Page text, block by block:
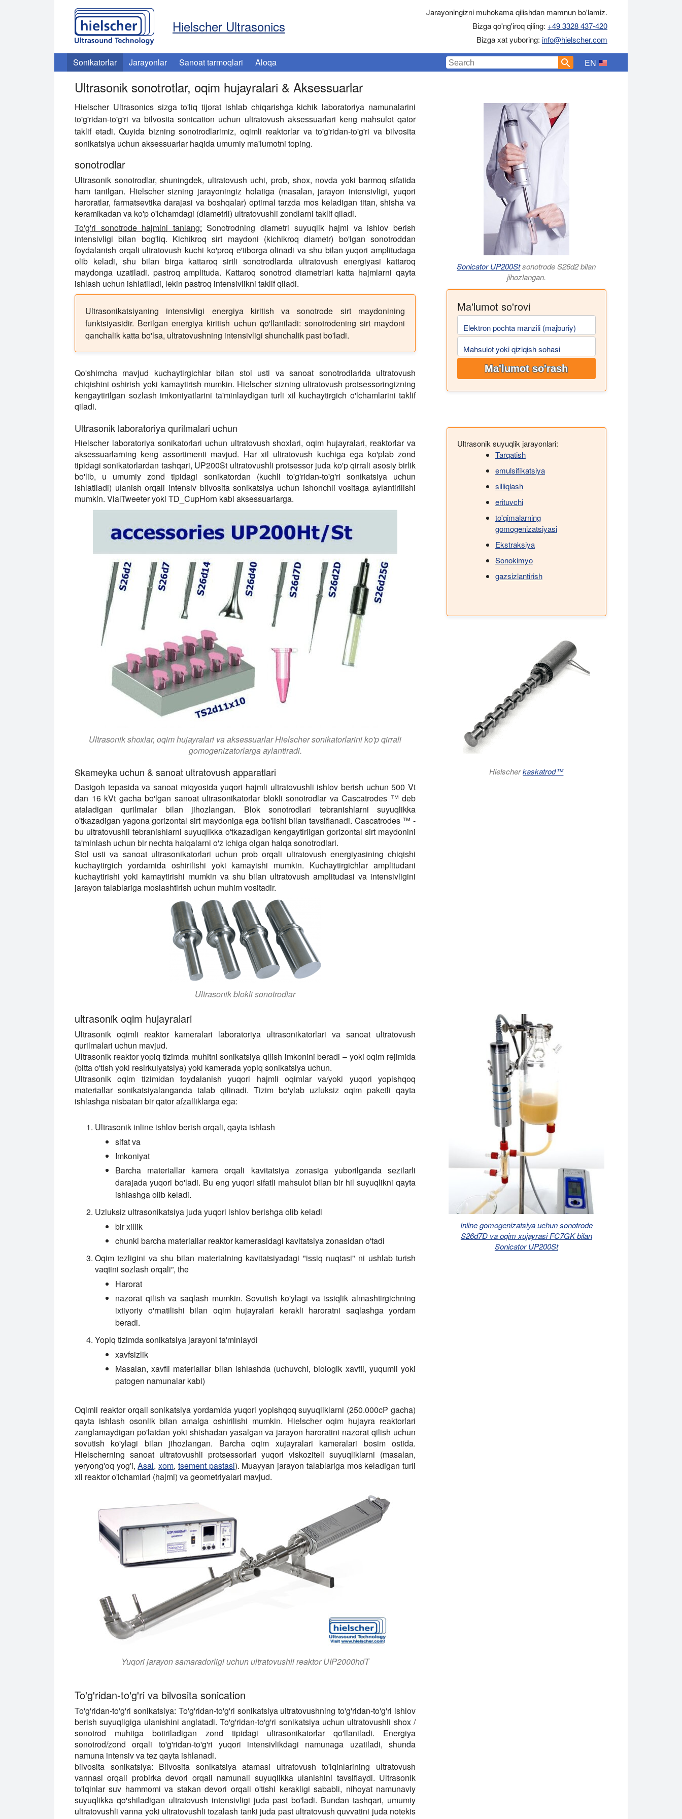
Hielscher Ultrasonics
Jarayoningizni muhokama qilishdan mamnun bo'lamiz.
Bizga qo'ng'iroq qiling: +49 3328 437-420
Bizga xat yuboring: info@hielscher.com
Sonikatorlar Jarayonlar Sanoat tarmoqlari Aloqa EN
Ultrasonik sonotrotlar, oqim hujayralari & Aksessuarlar
Hielscher Ultrasonics sizga to'liq tijorat ishlab chiqarishga kichik laboratoriya namunalarini
to'g'ridan-to'g'ri va bilvosita sonication uchun ultratovush aksessuarlari keng mahsulot qator
taklif etadi. Quyida bizning sonotrodlarimiz, oqimli reaktorlar va to'g'ridan-to'g'ri va bilvosita
sonikatsiya uchun aksessuarlar haqida umumiy ma'lumotni toping.
sonotrodlar
Ultrasonik sonotrodlar, shuningdek, ultratovush uchi, prob, shox, novda yoki barmoq sifatida
ham tanilgan. Hielscher sizning jarayoningiz holatiga (masalan, jarayon intensivligi, yuqori
haroratlar, farmatsevtika darajasi va boshqalar) optimal tarzda mos keladigan titan, shisha va
keramikadan va ko'p o'lchamdagi (diametrli) ultratovushli zondlarni taklif qiladi.
To'g'ri sonotrode hajmini tanlang: Sonotrodning diametri suyuqlik hajmi va ishlov berish
intensivligi bilan bog'liq. Kichikroq sirt maydoni (kichikroq diametr) bo'lgan sonotroddan
foydalanish orqali ultratovush kuchi ko'proq e'tiborga olinadi va shu bilan yuqori amplitudaga
olib keladi, shu bilan birga kattaroq sirtli sonotrodlarda ultratovush energiyasi kattaroq
maydonga uzatiladi. pastroq amplituda. Kattaroq sonotrod diametrlari katta hajmlarni qayta
ishlash uchun ishlatiladi, lekin pastroq intensivlikni taklif qiladi.
Ultrasonikatsiyaning intensivligi energiya kiritish va sonotrode sirt maydonining
funktsiyasidir. Berilgan energiya kiritish uchun qo'llaniladi: sonotrodening sirt maydoni
qanchalik katta bo'lsa, ultratovushning intensivligi shunchalik past bo'ladi.
Qo'shimcha mavjud kuchaytirgichlar bilan stol usti va sanoat sonotrodlarida ultratovush
chiqishini oshirish yoki kamaytirish mumkin. Hielscher sizning ultratovush protsessoringizning
kengaytirilgan sozlash imkoniyatlarini ta'minlaydigan turli xil kuchaytirgich o'lchamlarini taklif
qiladi.
Sonicator UP200Stsonotrode S26d2 bilan
jihozlangan.
Ma'lumot so'rovi
Elektron pochta manzili (majburiy)
Mahsulot yoki qiziqish sohasi
Ma'lumot so'rash
Ultrasonik laboratoriya qurilmalari uchun
Hielscher laboratoriya sonikatorlari uchun ultratovush shoxlari, oqim hujayralari, reaktorlar va
aksessuarlarning keng assortimenti mavjud. Har xil ultratovush kuchiga ega ko'plab zond
tipidagi sonikatorlardan tashqari, UP200St ultratovushli protsessor juda ko'p qirrali asosiy birlik
bo'lib, u umumiy zond tipidagi sonikatordan (kuchli to'g'ridan-to'g'ri sonikatsiya uchun
ishlatiladi) ulanish orqali intensiv bilvosita sonikatsiya uchun ishonchli vositaga aylantirilishi
mumkin. VialTweeter yoki TD_CupHorn kabi aksessuarlarga.
Ultrasonik shoxlar, oqim hujayralari va aksessuarlar Hielscher sonikatorlarini ko'p qirrali
gomogenizatorlarga aylantiradi.
Skameyka uchun & sanoat ultratovush apparatlari
Dastgoh tepasida va sanoat miqyosida yuqori hajmli ultratovushli ishlov berish uchun 500 Vt
dan 16 kVt gacha bo'lgan sanoat ultrasonikatorlar blokli sonotrodlar va Cascatrodes ™ deb
ataladigan qurilmalar bilan jihozlangan. Blok sonotrodlari tebranishlarni suyuqlikka
o'tkazadigan yagona gorizontal sirt maydoniga ega bo'lishi bilan tavsiflanadi. Cascatrodes ™ -
bu ultratovushli tebranishlarni suyuqlikka o'tkazadigan kengaytirilgan gorizontal sirt maydonini
ta'minlash uchun bir nechta halqalarni o'z ichiga olgan halqa sonotrodlari.
Stol usti va sanoat ultrasonikatorlari uchun prob orqali ultratovush energiyasining chiqishi
kuchaytirgich yordamida oshirilishi yoki kamayishi mumkin. Kuchaytirgichlar amplitudani
kuchaytirishi yoki kamaytirishi mumkin va shu bilan ultratovush amplitudasi va intensivligini
jarayon talablariga moslashtirish uchun muhim vositadir.
Ultrasonik blokli sonotrodlar
Ultrasonik suyuqlik jarayonlari:
Tarqatish
emulsifikatsiya
silliqlash
erituvchi
to'qimalarning
gomogenizatsiyasi
Ekstraksiya
Sonokimyo
gazsizlantirish
Hielscherkaskatrod™
ultrasonik oqim hujayralari
Ultrasonik oqimli reaktor kameralari laboratoriya ultrasonikatorlari va sanoat ultratovush
qurilmalari uchun mavjud.
Ultrasonik reaktor yopiq tizimda muhitni sonikatsiya qilish imkonini beradi – yoki oqim rejimida
(bitta o'tish yoki resirkulyatsiya) yoki kamerada yopiq sonikatsiya uchun.
Ultrasonik oqim tizimidan foydalanish yuqori hajmli oqimlar va/yoki yuqori yopishqoq
materiallar sonikatsiyalanganda talab qilinadi. Tizim bo'ylab uzluksiz oqim paketli qayta
ishlashga nisbatan bir qator afzalliklarga ega:
Ultrasonik inline ishlov berish orqali, qayta ishlash
sifat va
Imkoniyat
Barcha materiallar kamera orqali kavitatsiya zonasiga yuborilganda sezilarli
darajada yuqori bo'ladi. Bu eng yuqori sifatli mahsulot bilan bir hil suyuqlikni qayta
ishlashga olib keladi.
Uzluksiz ultrasonikatsiya juda yuqori ishlov berishga olib keladi
bir xillik
chunki barcha materiallar reaktor kamerasidagi kavitatsiya zonasidan o'tadi
Oqim tezligini va shu bilan materialning kavitatsiyadagi "issiq nuqtasi" ni ushlab turish
vaqtini sozlash orqali”, the
Harorat
nazorat qilish va saqlash mumkin. Sovutish ko'ylagi va issiqlik almashtirgichning
ixtiyoriy o'rnatilishi bilan oqim hujayralari kerakli haroratni saqlashga yordam
beradi.
Yopiq tizimda sonikatsiya jarayoni ta'minlaydi
xavfsizlik
Masalan, xavfli materiallar bilan ishlashda (uchuvchi, biologik xavfli, yuqumli yoki
patogen namunalar kabi)
Oqimli reaktor orqali sonikatsiya yordamida yuqori yopishqoq suyuqliklarni (250.000cP gacha)
qayta ishlash osonlik bilan amalga oshirilishi mumkin. Hielscher oqim hujayra reaktorlari
zanglamaydigan po'latdan yoki shishadan yasalgan va jarayon haroratini nazorat qilish uchun
sovutish ko'ylagi bilan jihozlangan. Barcha oqim xujayralari kameralari bosim ostida.
Hielscherning sanoat ultratovushli protsessorlari yuqori viskoziteli suyuqliklarni (masalan,
yeryong'oq yog'i,Asal,xom, tsement pastasi). Muayyan jarayon talablariga mos keladigan turli
xil reaktor o'lchamlari (hajmi) va geometriyalari mavjud.
Yuqori jarayon samaradorligi uchun ultratovushli reaktor UIP2000hdT
To'g'ridan-to'g'ri va bilvosita sonication
To'g'ridan-to'g'ri sonikatsiya: To'g'ridan-to'g'ri sonikatsiya ultratovushning to'g'ridan-to'g'ri ishlov
berish suyuqligiga ulanishini anglatadi. To'g'ridan-to'g'ri sonikatsiya uchun ultratovushli shox /
sonotrod muhitga botiriladigan zond tipidagi ultrasonikatorlar qo'llaniladi. Energiya
sonotrod/zond orqali to'g'ridan-to'g'ri yuqori intensivlikdagi namunaga uzatiladi, shunda
namuna intensiv va tez qayta ishlanadi.
bilvosita sonikatsiya: Bilvosita sonikatsiya atamasi ultratovush to'lqinlarining ultratovush
vannasi orqali probirka devori orqali namunali suyuqlikka ulanishini tavsiflaydi. Ultrasonik
to'lqinlar suv hammomi va stakan devori orqali o'tishi kerakligi sababli, nihoyat namunaviy
suyuqlikka qo'shiladigan ultratovush intensivligi juda past bo'ladi. Bundan tashqari, umumiy
ultratovushli vanna yoki ultratovushli tozalash tanki juda past ultratovush quvvatini juda notekis
Inline gomogenizatsiya uchun sonotrode
S26d7D va oqim xujayrasi FC7GK bilan
Sonicator UP200St